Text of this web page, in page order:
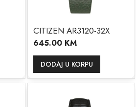
CITIZEN AR3120-32X
645.00 KM
DODAJ U KORPU